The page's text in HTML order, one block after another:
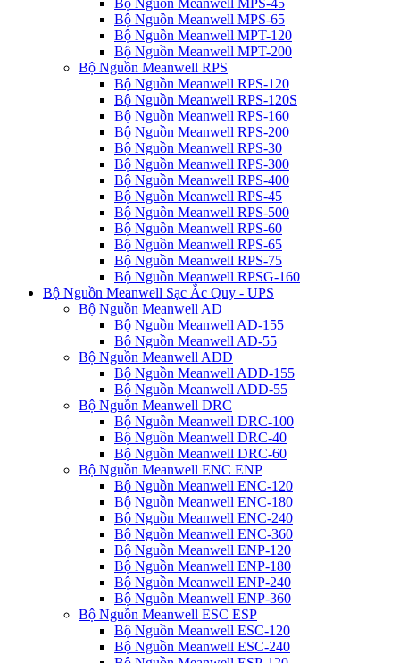
Bộ Nguồn Meanwell MPS-65
Bộ Nguồn Meanwell MPT-120
Bộ Nguồn Meanwell MPT-200
Bộ Nguồn Meanwell RPS
Bộ Nguồn Meanwell RPS-120
Bộ Nguồn Meanwell RPS-120S
Bộ Nguồn Meanwell RPS-160
Bộ Nguồn Meanwell RPS-200
Bộ Nguồn Meanwell RPS-30
Bộ Nguồn Meanwell RPS-300
Bộ Nguồn Meanwell RPS-400
Bộ Nguồn Meanwell RPS-45
Bộ Nguồn Meanwell RPS-500
Bộ Nguồn Meanwell RPS-60
Bộ Nguồn Meanwell RPS-65
Bộ Nguồn Meanwell RPS-75
Bộ Nguồn Meanwell RPSG-160
Bộ Nguồn Meanwell Sạc Ắc Quy - UPS
Bộ Nguồn Meanwell AD
Bộ Nguồn Meanwell AD-155
Bộ Nguồn Meanwell AD-55
Bộ Nguồn Meanwell ADD
Bộ Nguồn Meanwell ADD-155
Bộ Nguồn Meanwell ADD-55
Bộ Nguồn Meanwell DRC
Bộ Nguồn Meanwell DRC-100
Bộ Nguồn Meanwell DRC-40
Bộ Nguồn Meanwell DRC-60
Bộ Nguồn Meanwell ENC ENP
Bộ Nguồn Meanwell ENC-120
Bộ Nguồn Meanwell ENC-180
Bộ Nguồn Meanwell ENC-240
Bộ Nguồn Meanwell ENC-360
Bộ Nguồn Meanwell ENP-120
Bộ Nguồn Meanwell ENP-180
Bộ Nguồn Meanwell ENP-240
Bộ Nguồn Meanwell ENP-360
Bộ Nguồn Meanwell ESC ESP
Bộ Nguồn Meanwell ESC-120
Bộ Nguồn Meanwell ESC-240